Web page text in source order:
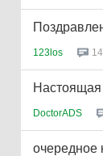
123los 14
Настоящая
DoctorADS
очередное